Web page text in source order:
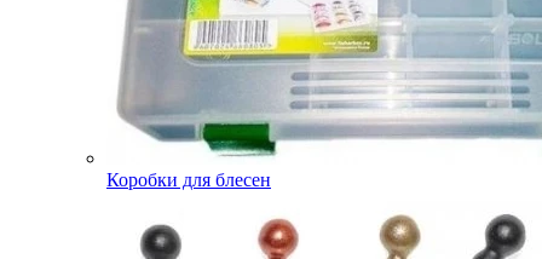
Коробки для блесен